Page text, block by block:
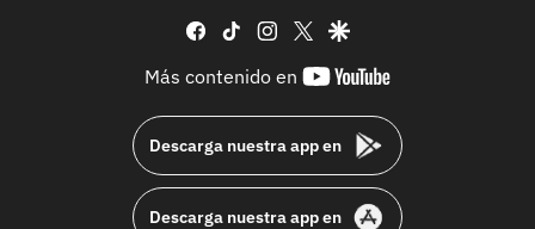
facebook
tiktok instagram
twittergoogle
Más contenido en
youtube-
Descarga nuestra app en
Descarga nuestra app en